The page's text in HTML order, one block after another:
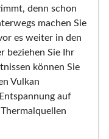
denn schon
machen Sie
es weiter in den
beziehen Sie Ihr
können Sie
Vulkan
auf